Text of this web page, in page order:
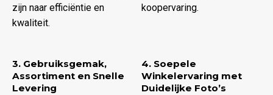
zijn naar efficiëntie en
kwaliteit.
koopervaring.
3. Gebruiksgemak,
Assortiment en Snelle
Levering
4. Soepele
Winkelervaring met
Duidelijke Foto’s